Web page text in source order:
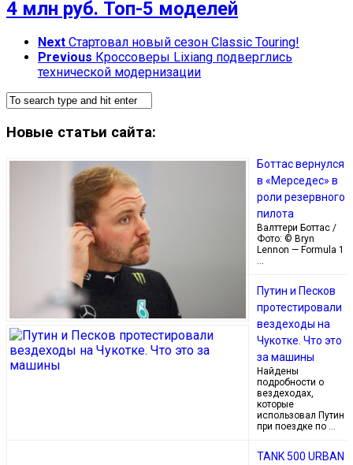
4 млн руб. Топ-5 моделей
Next Стартовал новый сезон Classic Touring!
Previous Кроссоверы Lixiang подверглись
технической модернизации
Новые статьи сайта:
Боттас вернулся
в «Мерседес» в
роли резервного
пилота
Валттери Боттас /
Фото: © Bryn
Lennon — Formula 1
…
Путин и Песков
протестировали
вездеходы на
Чукотке. Что это
за машины
Найдены
подробности о
вездеходах,
которые
использовал Путин
при поездке по …
TANK 500 URBAN